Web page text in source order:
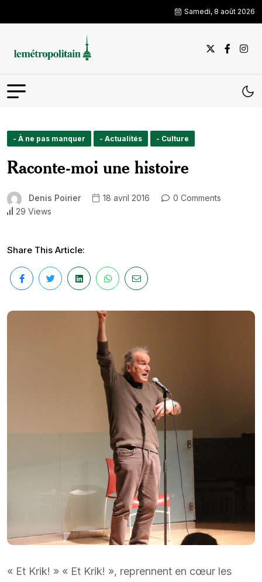
Samedi, 8 août 2026
- À ne pas manquer - Actualités - Culture
Raconte-moi une histoire
Denis Poirier 18 avril 2016
0 Comments
29 Views
Share This Article:
« Et Krik! » « Et Krik! », reprennent en cœur les